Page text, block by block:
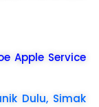
Apple Service
Dulu, Simak